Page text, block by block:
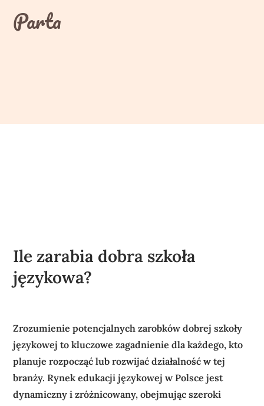
contentParta
Ile zarabia dobra szkoła
językowa?
Zrozumienie potencjalnych zarobków dobrej szkoły
językowej to kluczowe zagadnienie dla każdego, kto
planuje rozpocząć lub rozwijać działalność w tej
branży. Rynek edukacji językowej w Polsce jest
dynamiczny i zróżnicowany, obejmując szeroki